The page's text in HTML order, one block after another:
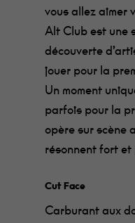
vous allez aimer
Alt Club est une
découverte
jouer pour la
Un moment
parfois pour la
opère sur scène
résonnent fort
Cut Face
Carburant aux